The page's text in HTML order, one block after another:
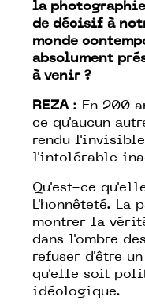
la
de décisif à
monde
absolument
à venir ?
REZA : En 200
ce qu'aucun
rendu l'invisible
l'intolérable
Qu'est-ce
L'honnêteté. La
montrer la
dans l'ombre
refuser d'être
qu'elle soit
idéologique.